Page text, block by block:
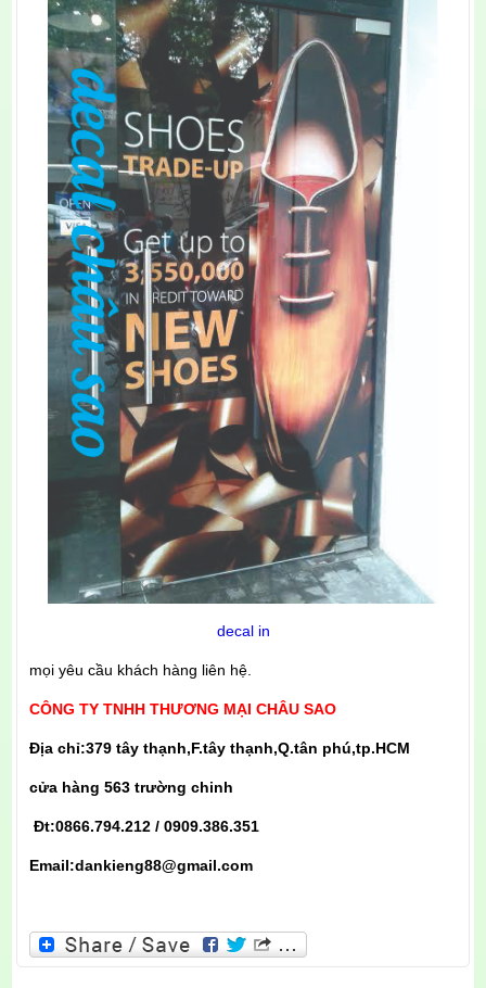
decal in
mọi yêu cầu khách hàng liên hệ.
CÔNG TY TNHH THƯƠNG MẠI CHÂU SAO
Địa chỉ:379 tây thạnh,F.tây thạnh,Q.tân phú,tp.HCM
cửa hàng 563 trường chinh
Đt:0866.794.212 / 0909.386.351
Email:dankieng88@gmail.com